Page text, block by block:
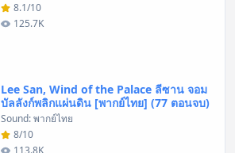
8.1/10
125.7K
Lee San, Wind of the Palace ลีซาน จอม
บัลลังก์พลิกแผ่นดิน [พากย์ไทย] (77 ตอนจบ)
Sound: พากย์ไทย
8/10
113.8K